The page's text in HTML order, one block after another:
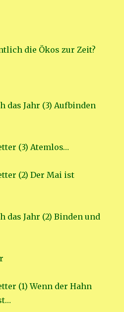
die Ökos zur Zeit?
das Jahr (3) Aufbinden
(3) Atemlos…
(2) Der Mai ist
das Jahr (2) Binden und
(1) Wenn der Hahn